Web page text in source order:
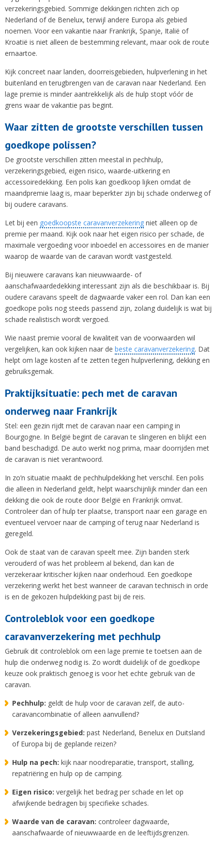
verzekeringsgebied. Sommige dekkingen richten zich op
Nederland of de Benelux, terwijl andere Europa als gebied
noemen. Voor een vakantie naar Frankrijk, Spanje, Italië of
Kroatië is niet alleen de bestemming relevant, maar ook de route
ernaartoe.
Kijk concreet naar landen, doorreisgebieden, hulpverlening in het
buitenland en terugbrengen van de caravan naar Nederland. Een
lage premie is minder aantrekkelijk als de hulp stopt vóór de
grens waar de vakantie pas begint.
Waar zitten de grootste verschillen tussen
goedkope polissen?
De grootste verschillen zitten meestal in pechhulp,
verzekeringsgebied, eigen risico, waarde-uitkering en
accessoiredekking. Een polis kan goedkoop lijken omdat de
maandpremie laag is, maar beperkter zijn bij schade onderweg of
bij oudere caravans.
Let bij een goedkoopste caravanverzekering niet alleen op de
premie per maand. Kijk ook naar het eigen risico per schade, de
maximale vergoeding voor inboedel en accessoires en de manier
waarop de waarde van de caravan wordt vastgesteld.
Bij nieuwere caravans kan nieuwwaarde- of
aanschafwaardedekking interessant zijn als die beschikbaar is. Bij
oudere caravans speelt de dagwaarde vaker een rol. Dan kan een
goedkope polis nog steeds passend zijn, zolang duidelijk is wat bij
schade realistisch wordt vergoed.
Wie naast premie vooral de kwaliteit van de voorwaarden wil
vergelijken, kan ook kijken naar de beste caravanverzekering. Dat
helpt om lage kosten af te zetten tegen hulpverlening, dekking en
gebruiksgemak.
Praktijksituatie: pech met de caravan
onderweg naar Frankrijk
Stel: een gezin rijdt met de caravan naar een camping in
Bourgogne. In België begint de caravan te slingeren en blijkt een
band beschadigd. De auto werkt nog prima, maar doorrijden met
de caravan is niet verantwoord.
In zo’n situatie maakt de pechhulpdekking het verschil. Een polis
die alleen in Nederland geldt, helpt waarschijnlijk minder dan een
dekking die ook de route door België en Frankrijk omvat.
Controleer dan of hulp ter plaatse, transport naar een garage en
eventueel vervoer naar de camping of terug naar Nederland is
geregeld.
Ook de staat van de caravan speelt mee. Zijn banden sterk
verouderd of was het probleem al bekend, dan kan de
verzekeraar kritischer kijken naar onderhoud. Een goedkope
verzekering werkt het best wanneer de caravan technisch in orde
is en de gekozen hulpdekking past bij de reis.
Controleblok voor een goedkope
caravanverzekering met pechhulp
Gebruik dit controleblok om een lage premie te toetsen aan de
hulp die onderweg nodig is. Zo wordt duidelijk of de goedkope
keuze ook praktisch genoeg is voor het echte gebruik van de
caravan.
Pechhulp: geldt de hulp voor de caravan zelf, de auto-
caravancombinatie of alleen aanvullend?
Verzekeringsgebied: past Nederland, Benelux en Duitsland
of Europa bij de geplande reizen?
Hulp na pech: kijk naar noodreparatie, transport, stalling,
repatriëring en hulp op de camping.
Eigen risico: vergelijk het bedrag per schade en let op
afwijkende bedragen bij specifieke schades.
Waarde van de caravan: controleer dagwaarde,
aanschafwaarde of nieuwwaarde en de leeftijdsgrenzen.